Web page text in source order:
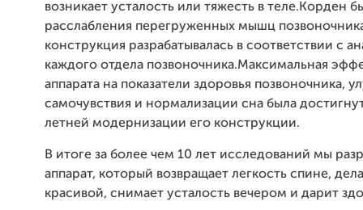
возникает усталость или тяжесть в теле.Корден
расслабления перегруженных мышц
конструкция разрабатывалась в соответствии с
каждого отдела позвоночника.Максимальная
аппарата на показатели здоровья позвоночника,
самочувствия и нормализации сна была
летней модернизации его конструкции.
В итоге за более чем 10 лет исследований мы
аппарат, который возвращает легкость спине,
красивой, снимает усталость вечером и дарит